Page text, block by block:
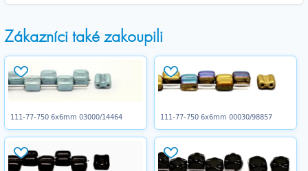
Zákazníci také zakoupili
111-77-750 6x6mm 03000/14464 111-77-750 6x6mm 00030/98857